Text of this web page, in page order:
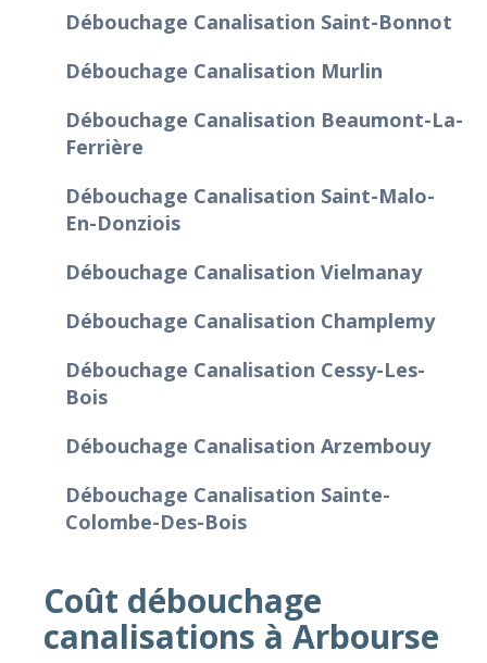
Débouchage Canalisation Saint-Bonnot
Débouchage Canalisation Murlin
Débouchage Canalisation Beaumont-La-
Ferrière
Débouchage Canalisation Saint-Malo-
En-Donziois
Débouchage Canalisation Vielmanay
Débouchage Canalisation Champlemy
Débouchage Canalisation Cessy-Les-
Bois
Débouchage Canalisation Arzembouy
Débouchage Canalisation Sainte-
Colombe-Des-Bois
Coût débouchage
canalisations à Arbourse